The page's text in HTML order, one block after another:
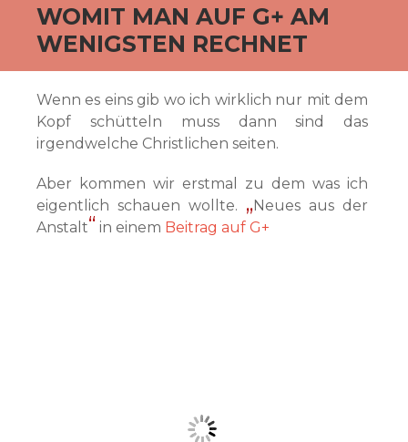
WOMIT MAN AUF G+ AM
WENIGSTEN RECHNET
Wenn es eins gib wo ich wirklich nur mit dem
Kopf schütteln muss dann sind das
irgendwelche Christlichen seiten.
Aber kommen wir erstmal zu dem was ich
eigentlich schauen wollte.
Neues aus der
Anstalt
in einem Beitrag auf G+